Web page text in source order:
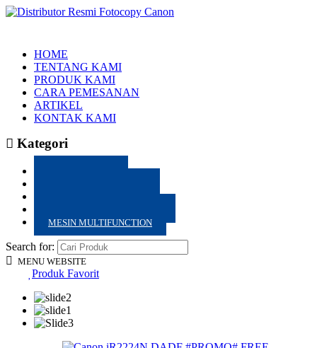
HOME
TENTANG KAMI
PRODUK KAMI
CARA PEMESANAN
ARTIKEL
KONTAK KAMI
Kategori
MESIN MULTIFUNCTION
Search for:
MENU WEBSITE
Produk Favorit